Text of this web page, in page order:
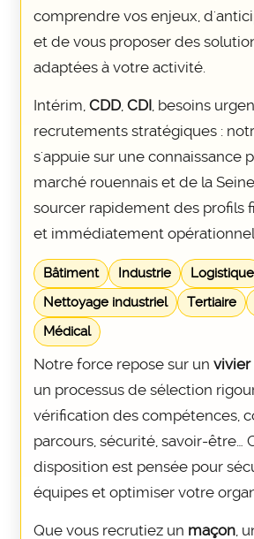
comprendre vos enjeux,
et de vous proposer des
adaptées à votre activité.
Intérim, CDD CDI , besoins
recrutements stratégiques :
s'appuie sur une connaissance
marché rouennais et de la
sourcer rapidement des profils
et immédiatement
Bâtiment Industrie
Logistique
Nettoyage industriel
Tertiaire
Médical
Notre force repose sur un vivier
un processus de sélection
vérification des compétences,
parcours, sécurité, savoir-être…
disposition est pensée pour
équipes et optimiser votre
Que vous recrutiez un maçon ,